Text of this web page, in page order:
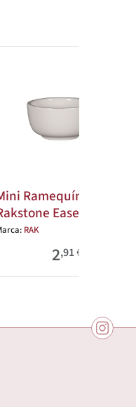
Ramequín
Ease
RAK
2,91€